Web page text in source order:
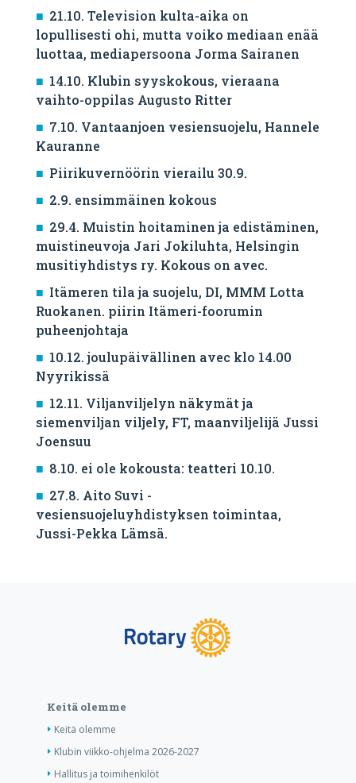
21.10. Television kulta-aika on
lopullisesti ohi, mutta voiko mediaan enää
luottaa, mediapersoona Jorma Sairanen
14.10. Klubin syyskokous, vieraana
vaihto-oppilas Augusto Ritter
7.10. Vantaanjoen vesiensuojelu, Hannele
Kauranne
Piirikuvernöörin vierailu 30.9.
2.9. ensimmäinen kokous
29.4. Muistin hoitaminen ja edistäminen,
muistineuvoja Jari Jokiluhta, Helsingin
musitiyhdistys ry. Kokous on avec.
Itämeren tila ja suojelu, DI, MMM Lotta
Ruokanen. piirin Itämeri-foorumin
puheenjohtaja
10.12. joulupäivällinen avec klo 14.00
Nyyrikissä
12.11. Viljanviljelyn näkymät ja
siemenviljan viljely, FT, maanviljelijä Jussi
Joensuu
8.10. ei ole kokousta: teatteri 10.10.
27.8. Aito Suvi -
vesiensuojeluyhdistyksen toimintaa,
Jussi-Pekka Lämsä.
Keitä olemme
Keitä olemme
Klubin viikko-ohjelma 2026-2027
Hallitus ja toimihenkilöt